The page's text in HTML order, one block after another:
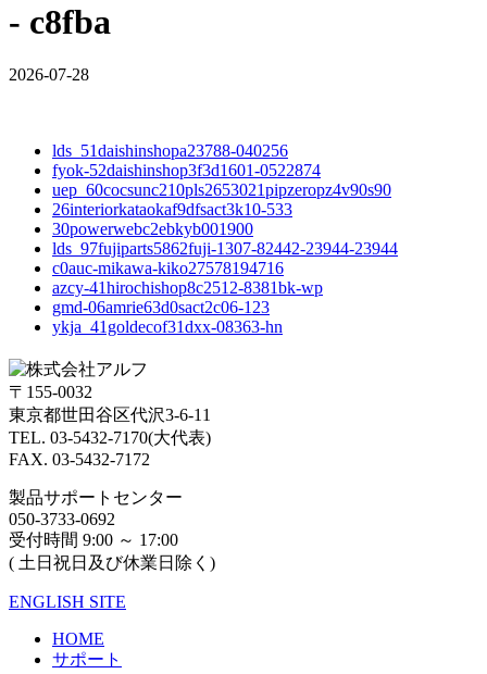
- c8fba
2026-07-28
lds_51daishinshopa23788-040256
fyok-52daishinshop3f3d1601-0522874
uep_60cocsunc210pls2653021pipzeropz4v90s90
26interiorkataokaf9dfsact3k10-533
30powerwebc2ebkyb001900
lds_97fujiparts5862fuji-1307-82442-23944-23944
c0auc-mikawa-kiko27578194716
azcy-41hirochishop8c2512-8381bk-wp
gmd-06amrie63d0sact2c06-123
ykja_41goldecof31dxx-08363-hn
〒155-0032
東京都世田谷区代沢3-6-11
TEL. 03-5432-7170(大代表)
FAX. 03-5432-7172
製品サポートセンター
050-3733-0692
受付時間 9:00 ～ 17:00
( 土日祝日及び休業日除く)
ENGLISH SITE
HOME
サポート